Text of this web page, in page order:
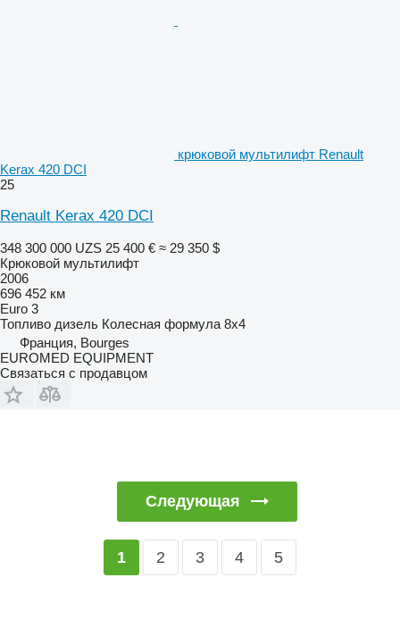
крюковой мультилифт Renault
Kerax 420 DCI
25
Renault Kerax 420 DCI
348 300 000 UZS 25 400 € ≈ 29 350 $
Крюковой мультилифт
2006
696 452 км
Euro 3
Топливо дизель Колесная формула 8x4
Франция, Bourges
EUROMED EQUIPMENT
Связаться с продавцом
Следующая
1 2 3 4 5